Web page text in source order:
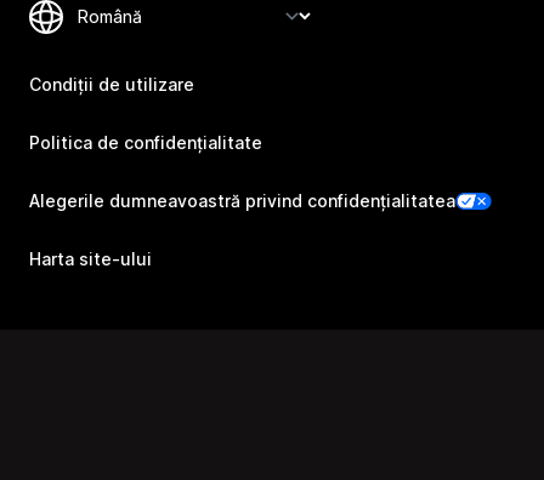
Condiții de utilizare
Politica de confidențialitate
Alegerile dumneavoastră privind confidențialitatea
Harta site-ului